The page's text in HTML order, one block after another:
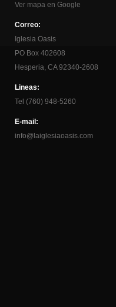
Ver mapa en Google
Correo:
Iglesia Oasis
PO Box 402608
Hesperia, CA 92340-2608
Lineas:
Tel (760) 948-5260
E-mail:
info@laiglesiaoasis.com